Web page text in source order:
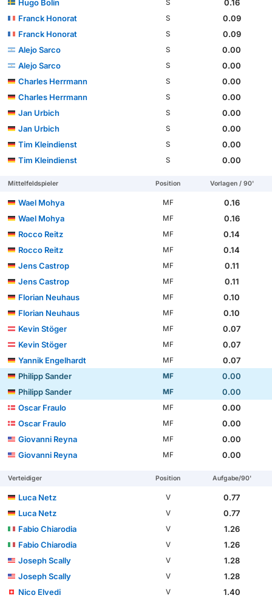
Hugo Bolin S
0.16
Franck Honorat
S
0.09
Franck Honorat
S
0.09
Alejo Sarco
S
0.00
Alejo Sarco
S
0.00
Charles Herrmann
S
0.00
Charles Herrmann
S
0.00
Jan Urbich
S
0.00
Jan Urbich
S
0.00
Tim Kleindienst
S
0.00
Tim Kleindienst
S 0.00
Mittelfeldspieler Position Vorlagen / 90'
Wael Mohya MF
0.16
Wael Mohya
MF
0.16
Rocco Reitz
MF
0.14
Rocco Reitz
MF
0.14
Jens Castrop
MF
0.11
Jens Castrop
MF
0.11
Florian Neuhaus
MF
0.10
Florian Neuhaus
MF
0.10
Kevin Stöger
MF
0.07
Kevin Stöger
MF
0.07
Yannik Engelhardt
MF
0.07
Philipp Sander
MF
0.00
Philipp Sander
MF
0.00
Oscar Fraulo
MF
0.00
Oscar Fraulo
MF
0.00
Giovanni Reyna
MF
0.00
Giovanni Reyna
MF 0.00
Verteidiger Position Aufgabe/90'
Luca Netz V
0.77
Luca Netz
V
0.77
Fabio Chiarodia
V
1.26
Fabio Chiarodia
V
1.26
Joseph Scally
V
1.28
Joseph Scally
V
1.28
Nico Elvedi
V
1.40